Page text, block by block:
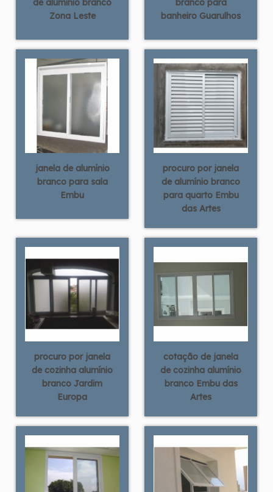
de alumínio branco
Zona Leste
branco para
banheiro Guarulhos
janela de alumínio
branco para sala
Embu
procuro por janela
de alumínio branco
para quarto Embu
das Artes
procuro por janela
de cozinha alumínio
branco Jardim
Europa
cotação de janela
de cozinha alumínio
branco Embu das
Artes